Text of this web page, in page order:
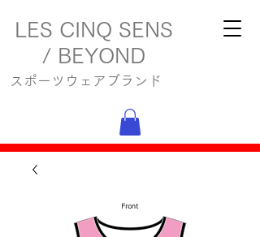
LES CINQ SENS
/ BEYOND
スポーツウェアブランド